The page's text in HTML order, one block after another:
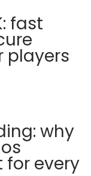
fast
players
why
for every